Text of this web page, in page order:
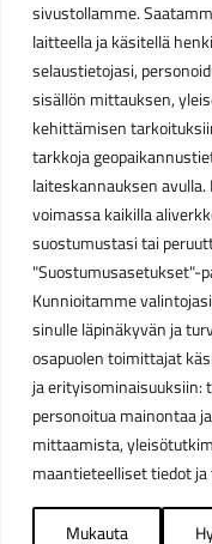
sivustollamme.
laitteella ja käsitellä
selaustietojasi,
sisällön mittauksen,
kehittämisen
tarkkoja
laiteskannauksen
voimassa kaikilla
suostumustasi tai
"Suostumusasetukset"-
Kunnioitamme
sinulle läpinäkyvän ja
osapuolen toimittajat
ja
personoitua mainontaa
mittaamista,
maantieteelliset tiedot
Mukauta
Talvikauden
Ma-Pe 10-18
La 10-14
Kesäkauden
Ma-Pe 10-18
La 9-15
Poikkeavat aukioloajat:
Pyhäinpäivä lauantai
©